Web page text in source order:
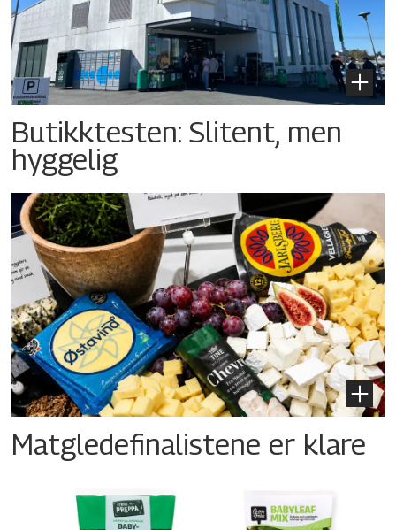
Butikktesten: Slitent, men
hyggelig
Matgledefinalistene er klare